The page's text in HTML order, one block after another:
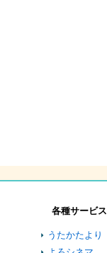
各種サービス
うたかたより